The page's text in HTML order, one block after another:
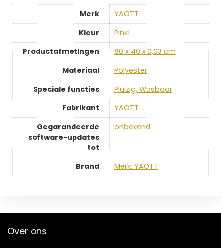
Merk
‎YAOTT
Kleur
‎Pink1
Productafmetingen
‎80 x 40 x 0,03 cm
Materiaal
‎Polyester
Speciale functies
‎Pluizig, Wasbaar
Fabrikant
‎YAOTT
Gegarandeerde
software-updates
tot
‎onbekend
Brand Merk: YAOTT
Over ons